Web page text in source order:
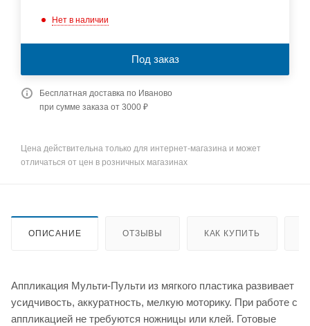
Нет в наличии
Под заказ
Бесплатная доставка по Иваново
при сумме заказа от 3000 ₽
Цена действительна только для интернет-магазина и может
отличаться от цен в розничных магазинах
ОПИСАНИЕ ОТЗЫВЫ КАК КУПИТЬ
Аппликация Мульти-Пульти из мягкого пластика развивает
усидчивость, аккуратность, мелкую моторику. При работе с
аппликацией не требуются ножницы или клей. Готовые